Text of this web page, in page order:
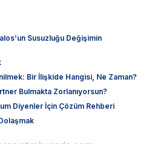
Susuzluğu Değişimin
Bir İlişkide Hangisi, Ne Zaman?
Bulmakta Zorlanıyorsun?
Diyenler İçin Çözüm Rehberi